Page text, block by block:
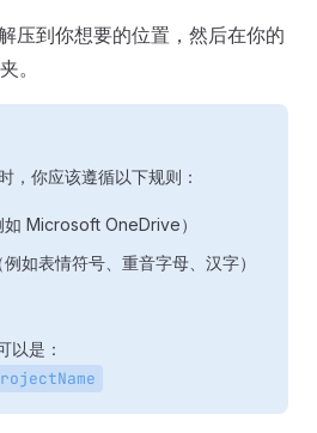
压到你想要的位置，然后在你的
。
，你应该遵循以下规则：
Microsoft OneDrive）
如表情符号、重音字母、汉字）
以是：